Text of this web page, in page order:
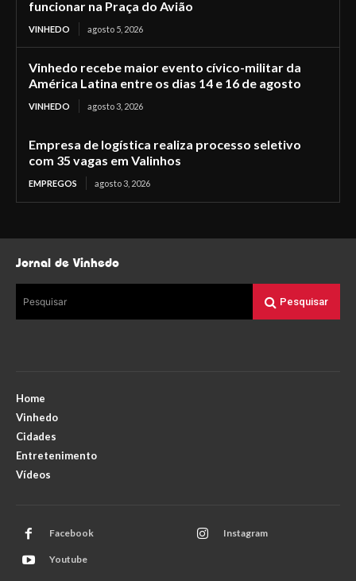
funcionar na Praça do Avião
VINHEDO agosto 5, 2026
Vinhedo recebe maior evento cívico-militar da
América Latina entre os dias 14 e 16 de agosto
VINHEDO agosto 3, 2026
Empresa de logística realiza processo seletivo
com 35 vagas em Valinhos
EMPREGOS agosto 3, 2026
Jornal de Vinhedo
Pesquisar Pesquisar
Home
Vinhedo
Cidades
Entretenimento
Vídeos
Facebook Instagram
Youtube